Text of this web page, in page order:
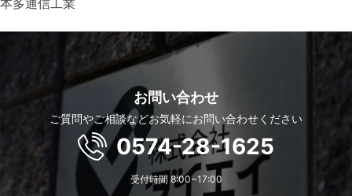
本多通信工業
お問い合わせ
ご質問やご相談などお気軽にお問い合わせください
0574-28-1625
受付時間 8:00~17:00